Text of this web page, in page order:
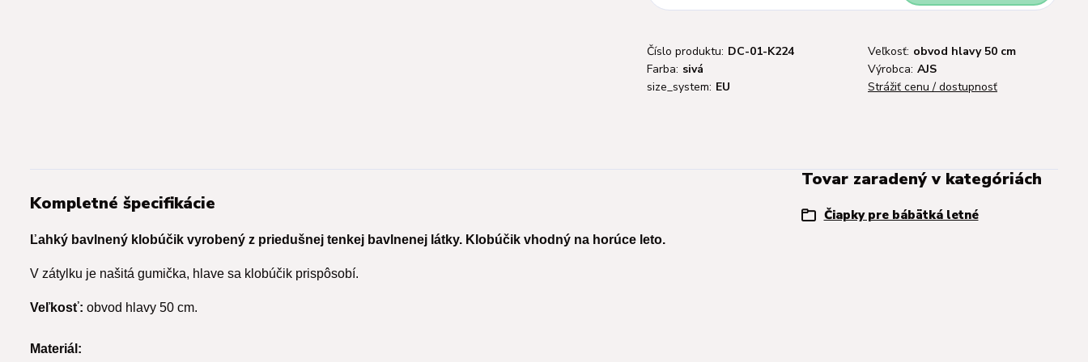
Číslo produktu: DC-01-K224 Veľkosť: obvod hlavy 50 cm
Farba: sivá Výrobca: AJS
size_system: EU Strážiť cenu / dostupnosť
Kompletné špecifikácie
Ľahký bavlnený klobúčik vyrobený z priedušnej tenkej bavlnenej látky. Klobúčik vhodný na horúce leto.
V zátylku je našitá gumička, hlave sa klobúčik prispôsobí.
Veľkosť: obvod hlavy 50 cm.
Materiál:
Tovar zaradený v kategóriách
Čiapky pre bábätká letné